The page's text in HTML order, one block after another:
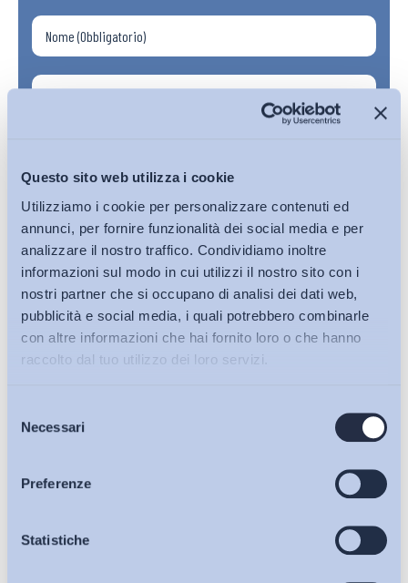
Questo sito web utilizza i cookie
Utilizziamo i cookie per personalizzare contenuti ed
annunci, per fornire funzionalità dei social media e per
analizzare il nostro traffico. Condividiamo inoltre
informazioni sul modo in cui utilizzi il nostro sito con i
nostri partner che si occupano di analisi dei dati web,
pubblicità e social media, i quali potrebbero combinarle
con altre informazioni che hai fornito loro o che hanno
raccolto dal tuo utilizzo dei loro servizi.
delNecessari
Preferenze
Statistiche
Bollettini ADAPT
Articoli
Osservatori
Ho letto e Accetto il trattamento dei dati personali descritti